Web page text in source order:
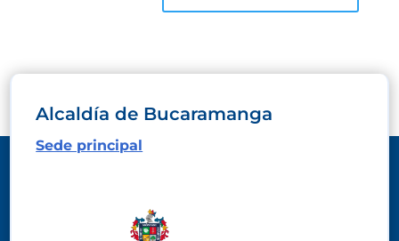
Alcaldía de Bucaramanga
Sede principal